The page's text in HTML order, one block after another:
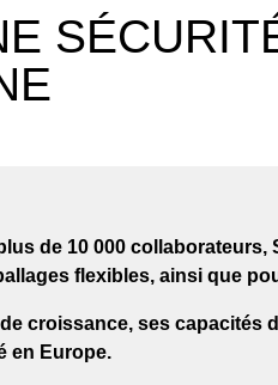
de 10 000 collaborateurs,
flexibles, ainsi que
croissance, ses capacités
en Europe.